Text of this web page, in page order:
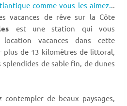
comme vous les aimez...
vacances de rêve sur la Côte
est une station qui vous
vacances dans cette
plus de 13 kilomètres de littoral,
de sable fin, de dunes
de beaux paysages,